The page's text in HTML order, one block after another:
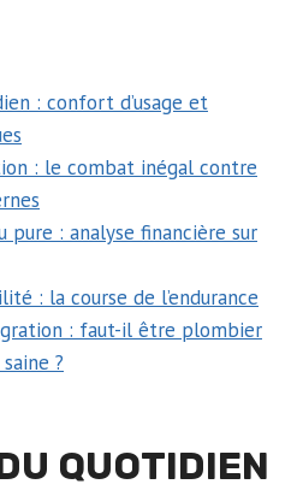
: confort d’usage et
: le combat inégal contre
pure : analyse financière sur
: la course de l’endurance
: faut-il être plombier
?
QUOTIDIEN